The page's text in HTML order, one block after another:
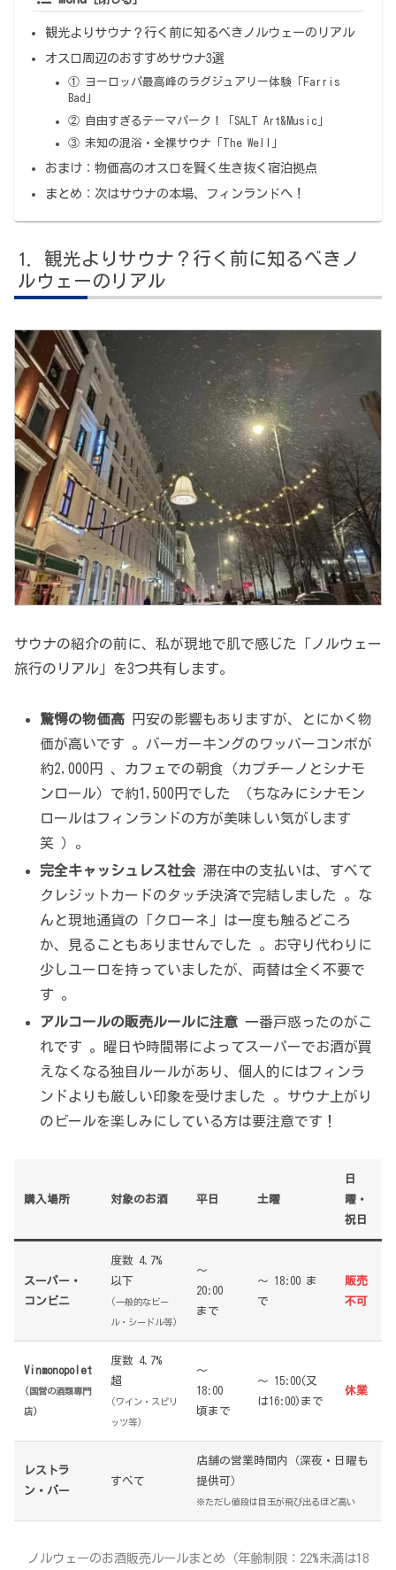
観光よりサウナ？行く前に知るべきノルウェーのリアル
オスロ周辺のおすすめサウナ3選
① ヨーロッパ最高峰のラグジュアリー体験「Farris
Bad」
② 自由すぎるテーマパーク！「SALT Art&Music」
③ 未知の混浴・全裸サウナ「The Well」
おまけ：物価高のオスロを賢く生き抜く宿泊拠点
まとめ：次はサウナの本場、フィンランドへ！
観光よりサウナ？行く前に知るべきノ
ルウェーのリアル
サウナの紹介の前に、私が現地で肌で感じた「ノルウェー
旅行のリアル」を3つ共有します。
驚愕の物価高 円安の影響もありますが、とにかく物
価が高いです 。バーガーキングのワッパーコンボが
約2,000円 、カフェでの朝食（カプチーノとシナモ
ンロール）で約1,500円でした （ちなみにシナモン
ロールはフィンランドの方が美味しい気がします
笑 ）。
完全キャッシュレス社会 滞在中の支払いは、すべて
クレジットカードのタッチ決済で完結しました 。な
んと現地通貨の「クローネ」は一度も触るどころ
か、見ることもありませんでした 。お守り代わりに
少しユーロを持っていましたが、両替は全く不要で
す 。
アルコールの販売ルールに注意 一番戸惑ったのがこ
れです 。曜日や時間帯によってスーパーでお酒が買
えなくなる独自ルールがあり、個人的にはフィンラ
ンドよりも厳しい印象を受けました 。サウナ上がり
のビールを楽しみにしている方は要注意です！
購入場所 対象のお酒 平日 土曜
日
曜・
祝日
スーパー・
コンビニ
度数 4.7%
以下
(一般的なビー
ル・シードル等)
〜
20:00
まで
〜 18:00 ま
で
販売
不可
Vinmonopolet
(国営の酒類専門
店)
度数 4.7%
超
(ワイン・スピリ
ッツ等)
〜
18:00
頃まで
〜 15:00(又
は16:00)まで
休業
レストラ
ン・バー
すべて
店舗の営業時間内（深夜・日曜も
提供可）
※ただし値段は目玉が飛び出るほど高い
ノルウェーのお酒販売ルールまとめ（年齢制限：22%未満は18